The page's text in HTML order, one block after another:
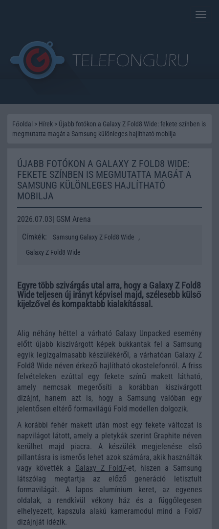
Toggle
Főoldal > Hírek > Újabb fotókon a Galaxy Z Fold8 Wide: fekete színben is
megmutatta magát a Samsung különleges hajlítható mobilja
ÚJABB FOTÓKON A GALAXY Z FOLD8 WIDE:
FEKETE SZÍNBEN IS MEGMUTATTA MAGÁT A
SAMSUNG KÜLÖNLEGES HAJLÍTHATÓ
MOBILJA
2026.07.03| GSM Arena
Címkék:
Samsung Galaxy Z Fold8 Wide ,
Galaxy Z Fold8 Wide
Egyre több szivárgás utal arra, hogy a Galaxy Z Fold8
Wide teljesen új irányt képvisel majd, szélesebb külső
kijelzővel és kompaktabb kialakítással.
Alig néhány héttel a várható Galaxy Unpacked esemény
előtt újabb kiszivárgott képek bukkantak fel a Samsung
egyik legizgalmasabb készülékéről, a várhatóan Galaxy Z
Fold8 Wide néven érkező hajlítható okostelefonról. A friss
felvételeken ezúttal egy fekete színű makett látható,
amely nemcsak megerősíti a korábban kiszivárgott
dizájnt, hanem azt is, hogy a Samsung valóban egy
jelentősen eltérő formavilágú Fold modellen dolgozik.
A korábbi fehér makett után most egy fekete változat is
napvilágot látott, amely a pletykák szerint Graphite néven
kerülhet majd piacra. A készülék megjelenése első
pillantásra is ismerős lehet azok számára, akik használták
vagy követték a Galaxy Z Fold7-et, hiszen a Samsung
látszólag megtartja az előző generáció letisztult
formavilágát. A lapos alumínium keret, az egyenes
oldalak, a rendkívül vékony ház és a függőlegesen
elhelyezett, kapszula alakú kameramodul mind a Fold7
dizájnját idézik.